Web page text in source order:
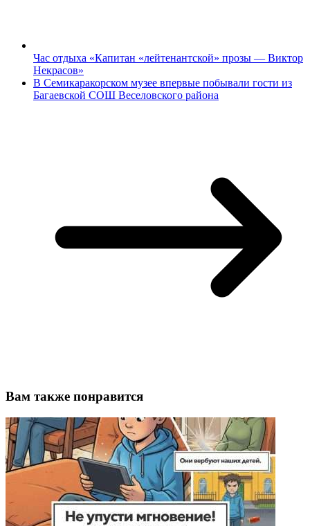
Час отдыха «Капитан «лейтенантской» прозы — Виктор
Некрасов»
В Семикаракорском музее впервые побывали гости из
Багаевской СОШ Веселовского района
Вам также понравится